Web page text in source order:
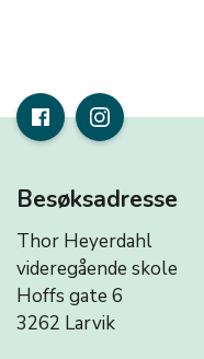
Besøksadresse
Thor Heyerdahl
videregående skole
Hoffs gate 6
3262 Larvik